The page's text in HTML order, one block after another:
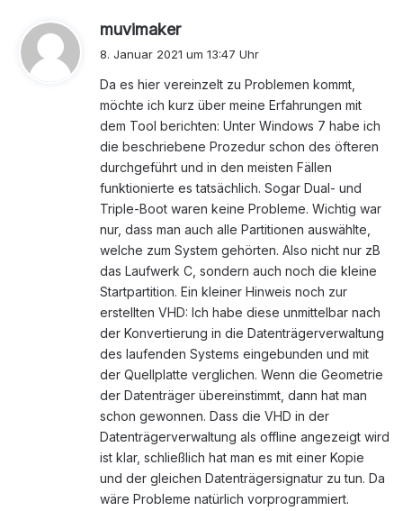
muvimakers
t
:
8. Januar 2021 um 13:47 Uhr
Da es hier vereinzelt zu Problemen kommt,
möchte ich kurz über meine Erfahrungen mit
dem Tool berichten: Unter Windows 7 habe ich
die beschriebene Prozedur schon des öfteren
durchgeführt und in den meisten Fällen
funktionierte es tatsächlich. Sogar Dual- und
Triple-Boot waren keine Probleme. Wichtig war
nur, dass man auch alle Partitionen auswählte,
welche zum System gehörten. Also nicht nur zB
das Laufwerk C, sondern auch noch die kleine
Startpartition. Ein kleiner Hinweis noch zur
erstellten VHD: Ich habe diese unmittelbar nach
der Konvertierung in die Datenträgerverwaltung
des laufenden Systems eingebunden und mit
der Quellplatte verglichen. Wenn die Geometrie
der Datenträger übereinstimmt, dann hat man
schon gewonnen. Dass die VHD in der
Datenträgerverwaltung als offline angezeigt wird
ist klar, schließlich hat man es mit einer Kopie
und der gleichen Datenträgersignatur zu tun. Da
wäre Probleme natürlich vorprogrammiert.